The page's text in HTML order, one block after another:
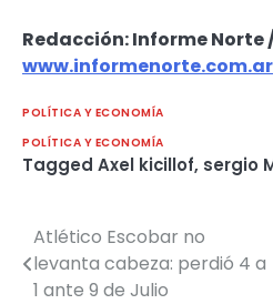
Redacción: Informe Norte
www.informenorte.com.ar
POLÍTICA Y ECONOMÍA
POLÍTICA Y ECONOMÍA
Tagged Axel kicillof, sergio
Navegación
de
Atlético Escobar no
levanta cabeza: perdió 4 a
1 ante 9 de Julio